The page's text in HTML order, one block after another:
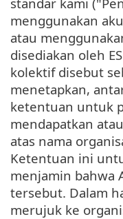
menggunakan
atau
disediakan oleh
kolektif disebut
menetapkan,
ketentuan untuk
mendapatkan
atas nama
Ketentuan ini
menjamin bahwa
tersebut. Dalam
merujuk ke